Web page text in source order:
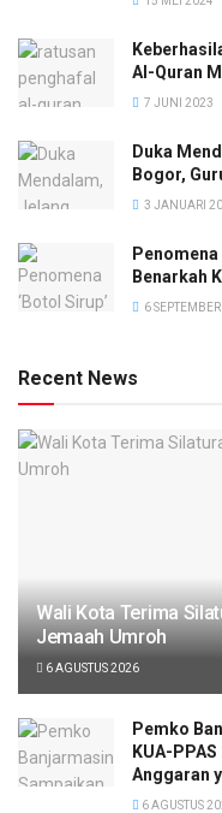
Al-Quran
7 JUNI 2023
Duka
Bogor,
3 JANUARI
Penomena
Benarkah
6
Recent News
Wali Kota Terima
Jemaah Umroh
6 AGUSTUS 2026
Pemko
KUA-
Anggaran
6 AGUSTUS